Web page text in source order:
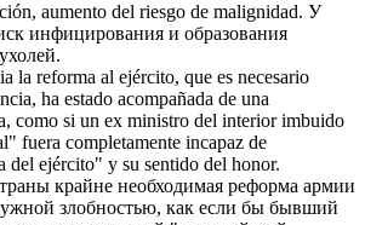
aumento del riesgo de malignidad. У
инфицирования и образования
la reforma al ejército, que es necesario
ha estado acompañada de una
como si un ex ministro del interior imbuido
fuera completamente incapaz de
del ejército" y su sentido del honor.
крайне необходимая реформа армии
злобностью, как если бы бывший